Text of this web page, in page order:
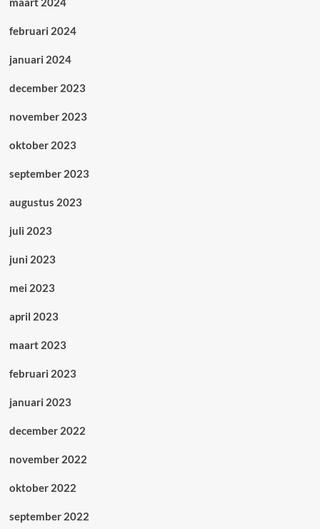
februari 2024
januari 2024
december 2023
november 2023
oktober 2023
september 2023
augustus 2023
juli 2023
juni 2023
mei 2023
april 2023
maart 2023
februari 2023
januari 2023
december 2022
november 2022
oktober 2022
september 2022